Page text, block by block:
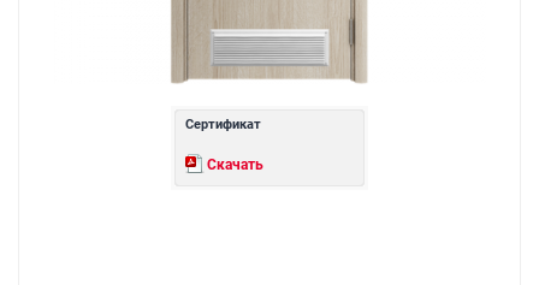
Сертификат
Скачать